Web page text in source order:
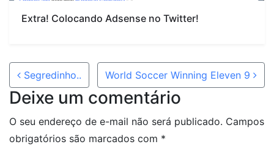
Extra! Colocando Adsense no Twitter!
Post navigation
Segredinho.. World Soccer Winning Eleven 9
Deixe um comentário
O seu endereço de e-mail não será publicado. Campos
obrigatórios são marcados com *